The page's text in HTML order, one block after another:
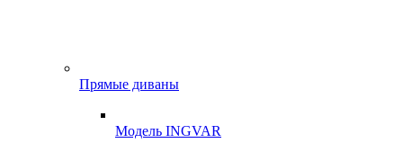
Прямые диваны
Модель INGVAR